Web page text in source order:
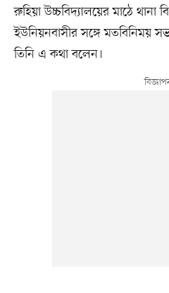
রুহিয়া উচ্চবিদ্যালয়ের মাঠে
ইউনিয়নবাসীর সঙ্গে মতবিনিময়
তিনি এ কথা বলেন।